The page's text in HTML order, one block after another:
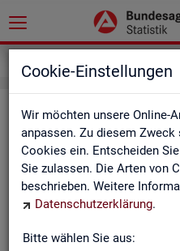
Cookie-Einstellungen
Wir möchten unsere Online-
anpassen. Zu diesem
Cookies ein. Entscheiden
Sie zulassen. Die Arten von
beschrieben. Weitere
Datenschutzerklärung.
Bitte wählen Sie aus:
Sta­tis­ti­ken
Auf den fol­gen­den Sei­ten
mit den wich­tigs­ten
Aus­bil­dungs­markt. Über die
ent­spre­chen­den Zah­len für
grund-In­for­ma­tio­nen zu den